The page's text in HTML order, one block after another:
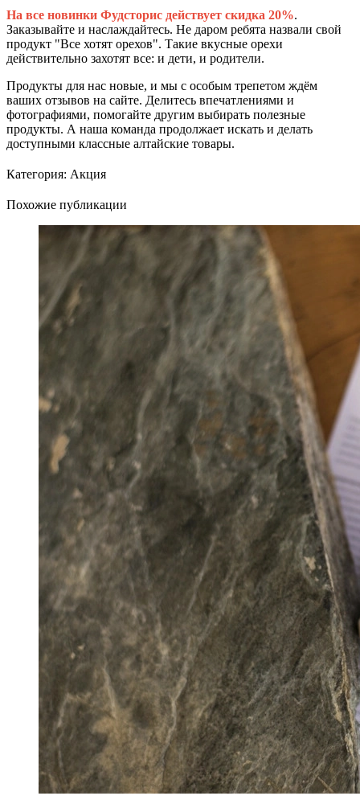
На все новинки Фудсторис действует скидка 20%.
Заказывайте и наслаждайтесь. Не даром ребята назвали свой
продукт "Все хотят орехов". Такие вкусные орехи
действительно захотят все: и дети, и родители.
Продукты для нас новые, и мы с особым трепетом ждём
ваших отзывов на сайте. Делитесь впечатлениями и
фотографиями, помогайте другим выбирать полезные
продукты. А наша команда продолжает искать и делать
доступными классные алтайские товары.
Категория: Акция
Похожие публикации